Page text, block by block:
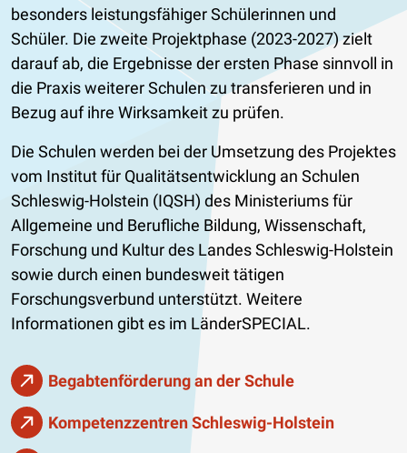
besonders leistungsfähiger Schülerinnen und
Schüler. Die zweite Projektphase (2023-2027) zielt
darauf ab, die Ergebnisse der ersten Phase sinnvoll in
die Praxis weiterer Schulen zu transferieren und in
Bezug auf ihre Wirksamkeit zu prüfen.
Die Schulen werden bei der Umsetzung des Projektes
vom Institut für Qualitätsentwicklung an Schulen
Schleswig-Holstein (IQSH) des Ministeriums für
Allgemeine und Berufliche Bildung, Wissenschaft,
Forschung und Kultur des Landes Schleswig-Holstein
sowie durch einen bundesweit tätigen
Forschungsverbund unterstützt. Weitere
Informationen gibt es im LänderSPECIAL.
Begabtenförderung an der Schule
Kompetenzzentren Schleswig-Holstein